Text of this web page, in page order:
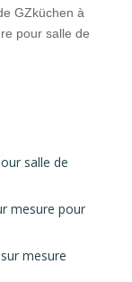
GZküchen à
pour salle de
salle de
mesure pour
mesure